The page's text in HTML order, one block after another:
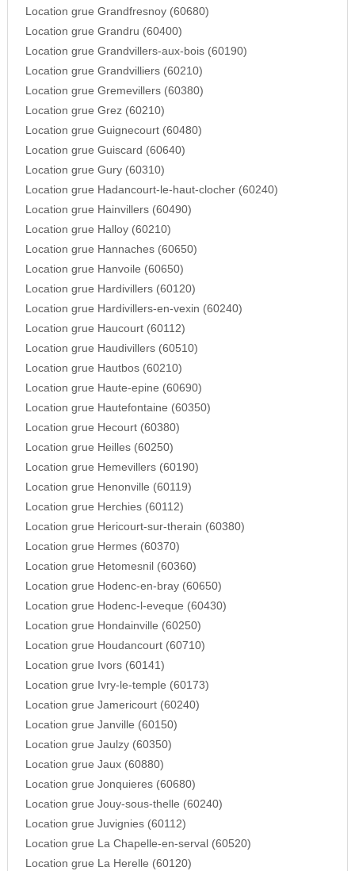
Location grue Grandfresnoy (60680)
Location grue Grandru (60400)
Location grue Grandvillers-aux-bois (60190)
Location grue Grandvilliers (60210)
Location grue Gremevillers (60380)
Location grue Grez (60210)
Location grue Guignecourt (60480)
Location grue Guiscard (60640)
Location grue Gury (60310)
Location grue Hadancourt-le-haut-clocher (60240)
Location grue Hainvillers (60490)
Location grue Halloy (60210)
Location grue Hannaches (60650)
Location grue Hanvoile (60650)
Location grue Hardivillers (60120)
Location grue Hardivillers-en-vexin (60240)
Location grue Haucourt (60112)
Location grue Haudivillers (60510)
Location grue Hautbos (60210)
Location grue Haute-epine (60690)
Location grue Hautefontaine (60350)
Location grue Hecourt (60380)
Location grue Heilles (60250)
Location grue Hemevillers (60190)
Location grue Henonville (60119)
Location grue Herchies (60112)
Location grue Hericourt-sur-therain (60380)
Location grue Hermes (60370)
Location grue Hetomesnil (60360)
Location grue Hodenc-en-bray (60650)
Location grue Hodenc-l-eveque (60430)
Location grue Hondainville (60250)
Location grue Houdancourt (60710)
Location grue Ivors (60141)
Location grue Ivry-le-temple (60173)
Location grue Jamericourt (60240)
Location grue Janville (60150)
Location grue Jaulzy (60350)
Location grue Jaux (60880)
Location grue Jonquieres (60680)
Location grue Jouy-sous-thelle (60240)
Location grue Juvignies (60112)
Location grue La Chapelle-en-serval (60520)
Location grue La Herelle (60120)